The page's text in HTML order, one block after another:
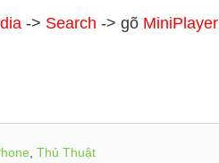
-> Search -> gõ MiniPlayer
, Thủ Thuật